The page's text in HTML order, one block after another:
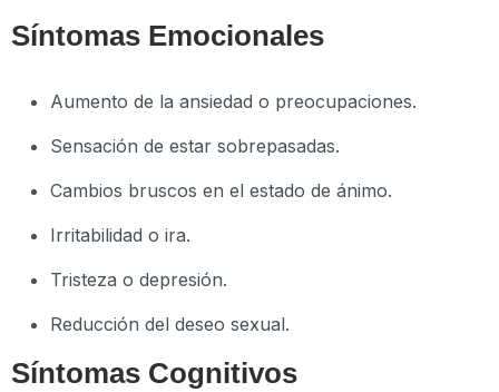
Síntomas Emocionales
Aumento de la ansiedad o preocupaciones.
Sensación de estar sobrepasadas.
Cambios bruscos en el estado de ánimo.
Irritabilidad o ira.
Tristeza o depresión.
Reducción del deseo sexual.
Síntomas Cognitivos